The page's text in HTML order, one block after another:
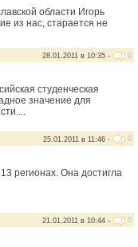
области Игорь
из нас, старается не
28.01.2011 в 10:35 - 0
студенческая
значение для
25.01.2011 в 11:46 - 0
регионах. Она достигла
21.01.2011 в 10:44 - 0